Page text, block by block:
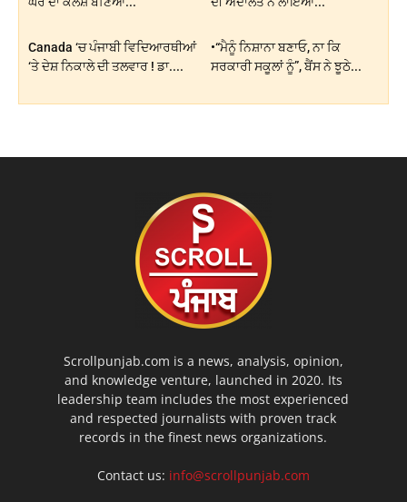
Canada ‘ਚ ਪੰਜਾਬੀ ਵਿਦਿਆਰਥੀਆਂ
‘ਤੇ ਦੇਸ਼ ਨਿਕਾਲੇ ਦੀ ਤਲਵਾਰ ! ਡਾ....
•“ਮੈਨੂੰ ਨਿਸ਼ਾਨਾ ਬਣਾਓ, ਨਾ ਕਿ
ਸਰਕਾਰੀ ਸਕੂਲਾਂ ਨੂੰ”, ਬੈਂਸ ਨੇ ਝੂਠੇ...
Scrollpunjab.com is a news, analysis, opinion,
and knowledge venture, launched in 2020. Its
leadership team includes the most experienced
and respected journalists with proven track
records in the finest news organizations.
Contact us: info@scrollpunjab.com